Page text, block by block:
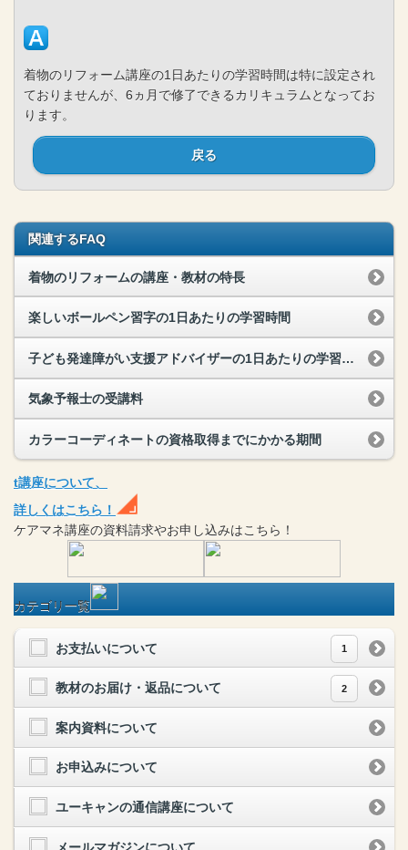
着物のリフォーム講座の1日あたりの学習時間は特に設定され
ておりませんが、6ヵ月で修了できるカリキュラムとなってお
ります。
戻る
関連するFAQ
着物のリフォームの講座・教材の特長
楽しいボールペン習字の1日あたりの学習時間
子ども発達障がい支援アドバイザーの1日あたりの学習時間
気象予報士の受講料
カラーコーディネートの資格取得までにかかる期間
t講座について、
詳しくはこちら！
ケアマネ講座の資料請求やお申し込みはこちら！
カテゴリ一覧
お支払いについて 1
教材のお届け・返品について 2
案内資料について
お申込みについて
ユーキャンの通信講座について
メールマガジンについて